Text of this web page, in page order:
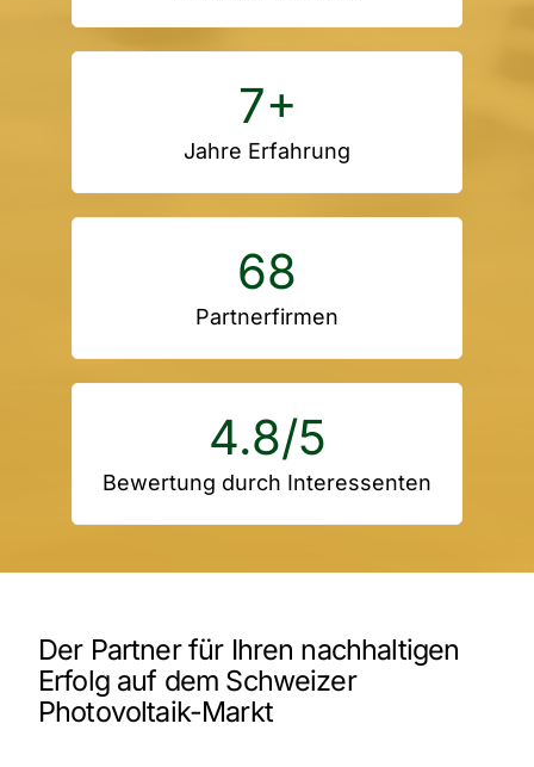
7+
Jahre Erfahrung
68
Partnerfirmen
4.8/5
Bewertung durch Interessenten
Der Partner für Ihren nachhaltigen
Erfolg auf dem Schweizer
Photovoltaik-Markt